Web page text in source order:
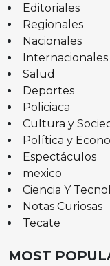
Editoriales
Regionales
Nacionales
Internacionales
Salud
Deportes
Policiaca
Cultura y
Política y
Espectáculos
mexico
Ciencia Y
Notas Curiosas
Tecate
MOST